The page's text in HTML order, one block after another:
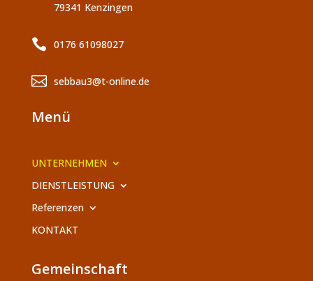
79341 Kenzingen
 0176 61098027
 sebbau3@t-online.de
Menü
UNTERNEHMEN
DIENSTLEISTUNG
Referenzen
KONTAKT
Gemeinschaft